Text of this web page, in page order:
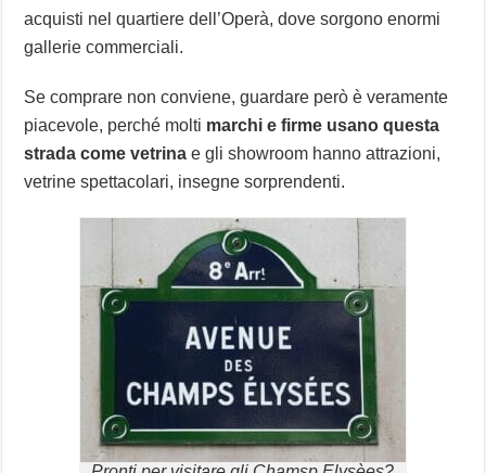
acquisti nel quartiere dell’Operà, dove sorgono enormi
gallerie commerciali.
Se comprare non conviene, guardare però è veramente
piacevole, perché molti marchi e firme usano questa
strada come vetrina e gli showroom hanno attrazioni,
vetrine spettacolari, insegne sorprendenti.